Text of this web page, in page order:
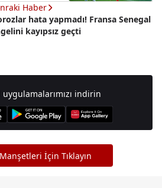
Haber
hata yapmadı! Fransa Senegal
kayıpsız geçti
indirin
İçin Tıklayın